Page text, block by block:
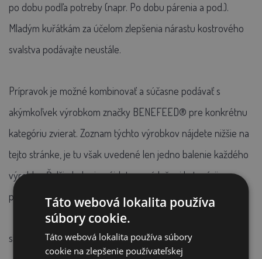
po dobu podľa potreby (napr. Po dobu párenia a pod.).
Mladým kuřátkám za účelom zlepšenia nárastu kostrového
svalstva podávajte neustále.
Prípravok je možné kombinovať a súčasne podávať s
akýmkoľvek výrobkom značky BENEFEED® pre konkrétnu
kategóriu zvierat. Zoznam týchto výrobkov nájdete nižšie na
tejto stránke, je tu však uvedené len jedno balenie každého
výrobku. Ďalšie balenie nájdete v príslušnej kategórii
produktov.
skladovanie:
Táto webová lokalita používa
súbory cookie.
Táto webová lokalita používa súbory
cookie na zlepšenie používateľskej